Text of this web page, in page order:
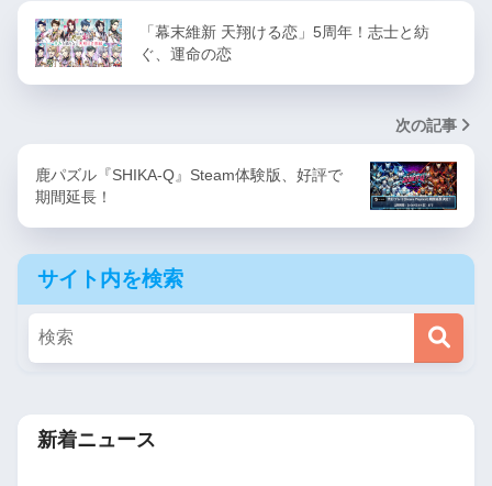
「幕末維新 天翔ける恋」5周年！志士と紡
ぐ、運命の恋
次の記事
鹿パズル『SHIKA-Q』Steam体験版、好評で
期間延長！
サイト内を検索
新着ニュース